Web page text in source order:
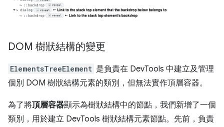
DOM 樹狀結構的變更
ElementsTreeElement 是負責在 DevTools 中建立及管理
個別 DOM 樹狀結構元素的類別，但無法實作頂層容器。
為了將頂層容器顯示為樹狀結構中的節點，我們新增了一個
類別，用於建立 DevTools 樹狀結構元素節點。先前，負責